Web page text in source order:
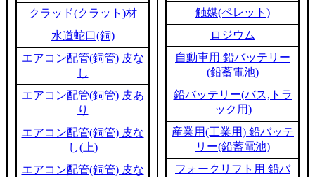
クラッド(クラット)材
水道蛇口(銅)
エアコン配管(銅管) 皮な
し
エアコン配管(銅管) 皮あ
り
エアコン配管(銅管) 皮な
し(上)
エアコン配管(銅管) 皮な
触媒(ペレット)
ロジウム
自動車用 鉛バッテリー
(鉛蓄電池)
鉛バッテリー(バス,トラ
ック用)
産業用(工業用) 鉛バッテ
リー(鉛蓄電池)
フォークリフト用 鉛バ